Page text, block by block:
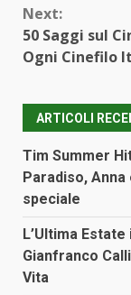
Next:
50 Saggi sul
Ogni Cinefilo
ARTICOLI
Tim Summer
Paradiso,
speciale
L’Ultima
Gianfranco
Vita